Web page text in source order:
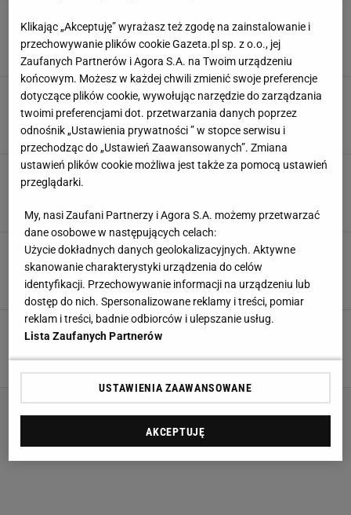
treningu
Jacek Hafka, 20 KWIETNIA 2026, 21:54
Sceny na treningu Barcelony. Tak potraktowali
Szczęsnego
Jacek Hafka,18 KWIETNIA 2026, 15:12
Burza po tym, co zrobił Nawrocki. "Idźcie na
Dawid Franek, 7 KWIETNIA 2026, 05:00
Pokazali, co Świątek robi na Majorce. Wszystko
na oczach Nadala. "Imponujące"
Hubert Rybkowski,3 KWIETNIA 2026, 12:18
Sceny na treningu Barcelony. Tak Yamal
zwrócił się do Lewandowskiego
22 MARCA 2026, 09:23
Klikając „Akceptuję” wyrażasz też zgodę na zainstalowanie i
przechowywanie plików cookie Gazeta.pl sp. z o.o., jej
Zaufanych Partnerów i Agora S.A. na Twoim urządzeniu
końcowym. Możesz w każdej chwili zmienić swoje preferencje
dotyczące plików cookie, wywołując narzędzie do zarządzania
twoimi preferencjami dot. przetwarzania danych poprzez
odnośnik „Ustawienia prywatności ” w stopce serwisu i
przechodząc do „Ustawień Zaawansowanych”. Zmiana
ustawień plików cookie możliwa jest także za pomocą ustawień
przeglądarki.
My, nasi Zaufani Partnerzy i Agora S.A. możemy przetwarzać
dane osobowe w następujących celach:
Użycie dokładnych danych geolokalizacyjnych. Aktywne
skanowanie charakterystyki urządzenia do celów
identyfikacji. Przechowywanie informacji na urządzeniu lub
dostęp do nich. Spersonalizowane reklamy i treści, pomiar
reklam i treści, badnie odbiorców i ulepszanie usług.
Lista Zaufanych Partnerów
USTAWIENIA ZAAWANSOWANE
AKCEPTUJĘ